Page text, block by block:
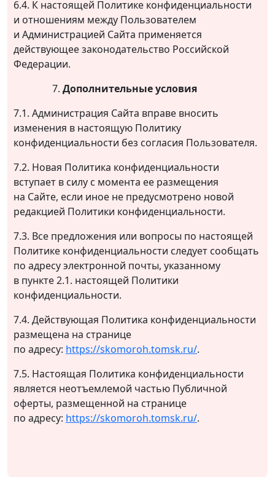
6.4. К настоящей Политике конфиденциальности
и отношениям между Пользователем
и Администрацией Сайта применяется
действующее законодательство Российской
Федерации.
Дополнительные условия
7.1. Администрация Сайта вправе вносить
изменения в настоящую Политику
конфиденциальности без согласия Пользователя.
7.2. Новая Политика конфиденциальности
вступает в силу с момента ее размещения
на Сайте, если иное не предусмотрено новой
редакцией Политики конфиденциальности.
7.3. Все предложения или вопросы по настоящей
Политике конфиденциальности следует сообщать
по адресу электронной почты, указанному
в пункте 2.1. настоящей Политики
конфиденциальности.
7.4. Действующая Политика конфиденциальности
размещена на странице
по адресу: https://skomoroh.tomsk.ru/.
7.5. Настоящая Политика конфиденциальности
является неотъемлемой частью Публичной
оферты, размещенной на странице
по адресу: https://skomoroh.tomsk.ru/.